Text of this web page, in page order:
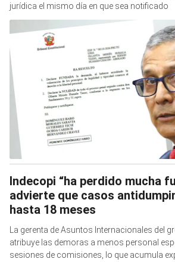
jurídica el mismo día en que sea notificado
Indecopi “ha perdido mucha
advierte que casos
hasta 18 meses
La gerenta de Asuntos Internacionales del
atribuye las demoras a menos personal
sesiones de comisiones, lo que acumula